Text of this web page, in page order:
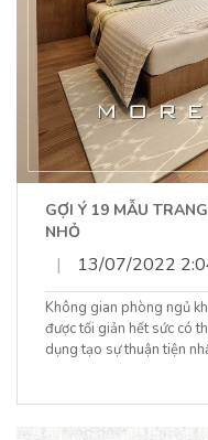
GỢI Ý 19 MẪU
NHỎ
| 13/07/2022
Không gian phòng ngủ
được tối giản hết sức có
dụng tạo sự thuận tiện